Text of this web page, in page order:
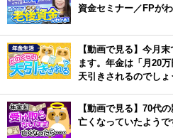
資金セミナー／FPが
【動画で見る】今月
ます。年金は「月20
天引きされるのでしょ
【動画で見る】70代
亡くなっていたよう